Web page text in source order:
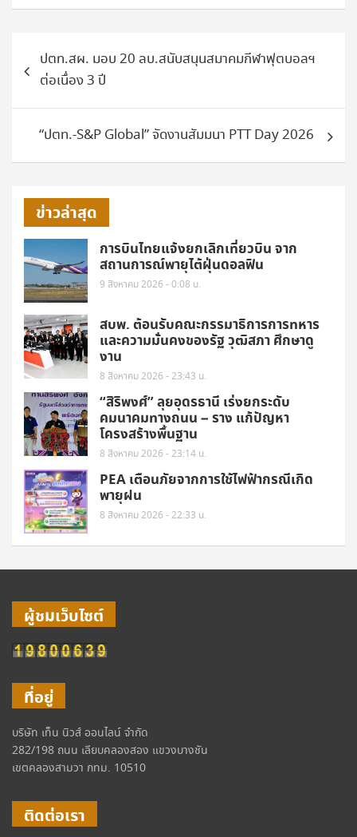
แนะแนว
เรื่องปตท.สผ. มอบ 20 ลบ.สนับสนุนสมาคมกีฬาฟุตบอลฯ
ต่อเนื่อง 3 ปี
“ปตท.-S&P Global” จัดงานสัมมนา PTT Day 2026
ข่าวล่าสุด
การบินไทยแจ้งยกเลิกเที่ยวบิน จาก
สถานการณ์พายุไต้ฝุ่นดอลฟิน
9 สิงหาคม 2026 - 0:08 น.
สบพ. ต้อนรับคณะกรรมาธิการการทหาร
และความมั่นคงของรัฐ วุฒิสภา ศึกษาดู
งาน
8 สิงหาคม 2026 - 23:43 น.
“สิริพงศ์” ลุยอุดรธานี เร่งยกระดับ
คมนาคมทางถนน – ราง แก้ปัญหา
โครงสร้างพื้นฐาน
8 สิงหาคม 2026 - 23:14 น.
PEA เตือนภัยจากการใช้ไฟฟ้ากรณีเกิด
พายุฝน
8 สิงหาคม 2026 - 22:33 น.
ผู้ชมเว็บไซต์
ที่อยู่
บริษัท เท็น นิวส์ ออนไลน์ จำกัด
282/198 ถนน เลียบคลองสอง แขวงบางชัน
เขตคลองสามวา กทม. 10510
ติดต่อเรา